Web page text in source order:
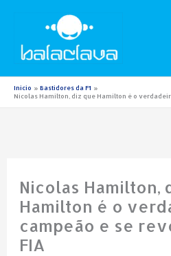
conteúdo
Início
Bastidores da F1
Nicolas Hamilton, diz que Hamilton é o
Nicolas Hamilton,
Hamilton é o
campeão e se
FIA